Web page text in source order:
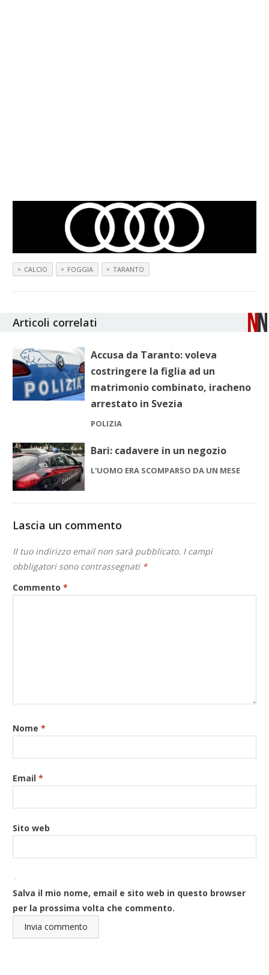
CALCIO FOGGIA TARANTO
Articoli correlati
Accusa da Taranto: voleva
costringere la figlia ad un
matrimonio combinato, iracheno
arrestato in Svezia
POLIZIA
Bari: cadavere in un negozio
L'UOMO ERA SCOMPARSO DA UN MESE
Lascia un commento
Il tuo indirizzo email non sarà pubblicato. I campi
obbligatori sono contrassegnati *
Commento*
Nome*
Email*
Sito web
Salva il mio nome, email e sito web in questo browser
per la prossima volta che commento.